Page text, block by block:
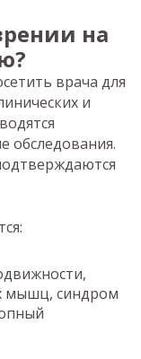
на
врача для
и
обследования.
мышц, синдром